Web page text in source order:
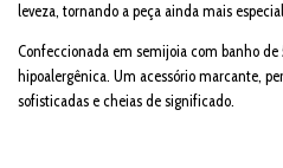
leveza, tornando a peça ainda mais especial.
Confeccionada em semijoia com banho de
hipoalergênica. Um acessório marcante,
sofisticadas e cheias de significado.